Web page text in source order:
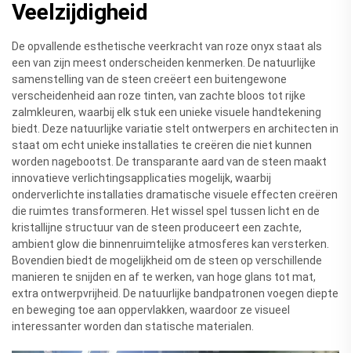
Veelzijdigheid
De opvallende esthetische veerkracht van roze onyx staat als
een van zijn meest onderscheiden kenmerken. De natuurlijke
samenstelling van de steen creëert een buitengewone
verscheidenheid aan roze tinten, van zachte bloos tot rijke
zalmkleuren, waarbij elk stuk een unieke visuele handtekening
biedt. Deze natuurlijke variatie stelt ontwerpers en architecten in
staat om echt unieke installaties te creëren die niet kunnen
worden nagebootst. De transparante aard van de steen maakt
innovatieve verlichtingsapplicaties mogelijk, waarbij
onderverlichte installaties dramatische visuele effecten creëren
die ruimtes transformeren. Het wissel spel tussen licht en de
kristallijne structuur van de steen produceert een zachte,
ambient glow die binnenruimtelijke atmosferes kan versterken.
Bovendien biedt de mogelijkheid om de steen op verschillende
manieren te snijden en af te werken, van hoge glans tot mat,
extra ontwerpvrijheid. De natuurlijke bandpatronen voegen diepte
en beweging toe aan oppervlakken, waardoor ze visueel
interessanter worden dan statische materialen.